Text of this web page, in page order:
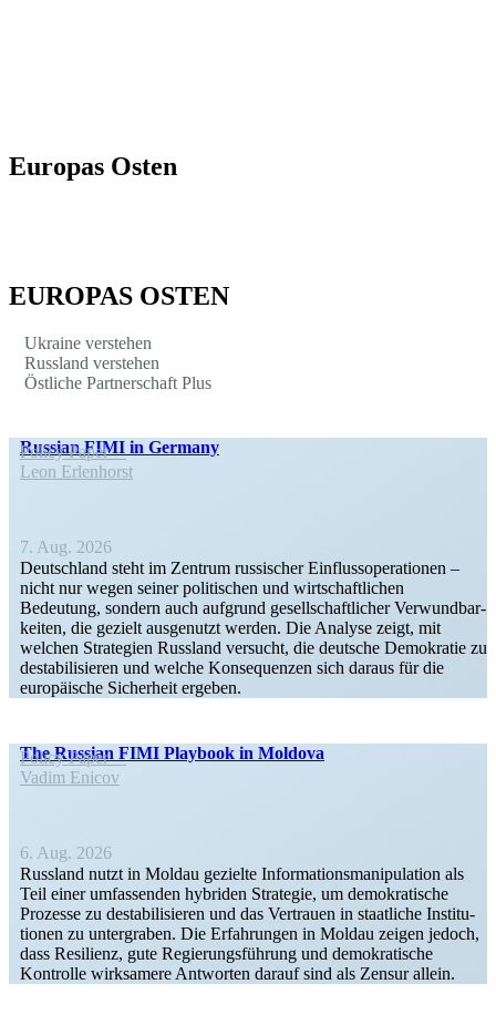
Europas Osten
EUROPAS OSTEN
Ukraine verstehen
Russland verstehen
Östliche Partner­schaft Plus
Russian FIMI in Germany
Policy Paper
Leon Erlen­horst
7. Aug. 2026
Deutschland steht im Zentrum russi­scher Einfluss­ope­ra­tionen –
nicht nur wegen seiner politi­schen und wirtschaft­lichen
Bedeutung, sondern auch aufgrund gesell­schaft­licher Verwund­bar­
keiten, die gezielt ausge­nutzt werden. Die Analyse zeigt, mit
welchen Strategien Russland versucht, die deutsche Demokratie zu
desta­bi­li­sieren und welche Konse­quenzen sich daraus für die
europäische Sicherheit ergeben.
The Russian FIMI Playbook in Moldova
Policy Paper
Vadim Enicov
6. Aug. 2026
Russland nutzt in Moldau gezielte Infor­ma­ti­ons­ma­ni­pu­lation als
Teil einer umfas­senden hybriden Strategie, um demokra­tische
Prozesse zu desta­bi­li­sieren und das Vertrauen in staat­liche Insti­tu­
tionen zu unter­graben. Die Erfah­rungen in Moldau zeigen jedoch,
dass Resilienz, gute Regie­rungs­führung und demokra­tische
Kontrolle wirksamere Antworten darauf sind als Zensur allein.